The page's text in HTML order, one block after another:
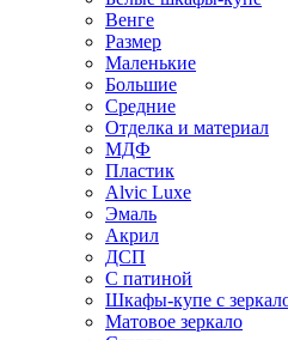
Венге
Размер
Маленькие
Большие
Средние
Отделка и материал
МДФ
Пластик
Alvic Luxe
Эмаль
Акрил
ДСП
С патиной
Шкафы-купе с
Матовое зеркало